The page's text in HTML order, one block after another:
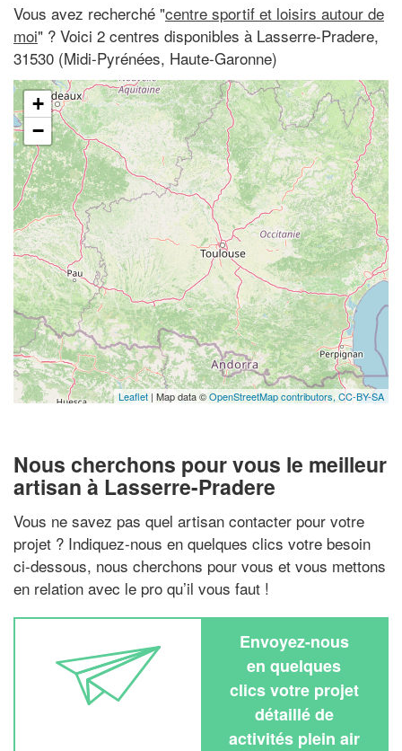
Vous avez recherché "centre sportif et loisirs autour de
moi" ? Voici 2 centres disponibles à Lasserre-Pradere,
31530 (Midi-Pyrénées, Haute-Garonne)
+
−
Leaflet | Map data ©OpenStreetMap contributors, CC-BY-SA
Nous cherchons pour vous le meilleur
artisan à Lasserre-Pradere
Vous ne savez pas quel artisan contacter pour votre
projet ? Indiquez-nous en quelques clics votre besoin
ci-dessous, nous cherchons pour vous et vous mettons
en relation avec le pro qu’il vous faut !
Envoyez-nous
en quelques
clics votre projet
détaillé de
activités plein air